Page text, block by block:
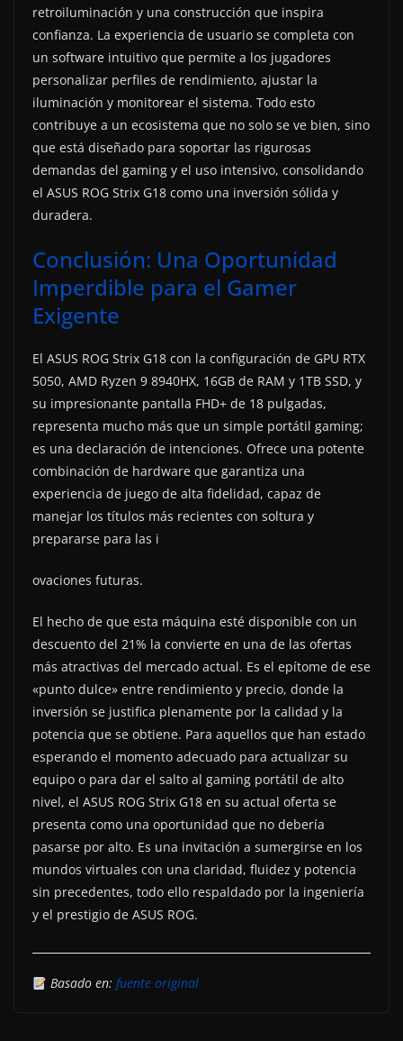
retroiluminación y una construcción que inspira
confianza. La experiencia de usuario se completa con
un software intuitivo que permite a los jugadores
personalizar perfiles de rendimiento, ajustar la
iluminación y monitorear el sistema. Todo esto
contribuye a un ecosistema que no solo se ve bien, sino
que está diseñado para soportar las rigurosas
demandas del gaming y el uso intensivo, consolidando
el ASUS ROG Strix G18 como una inversión sólida y
duradera.
Conclusión: Una Oportunidad
Imperdible para el Gamer
Exigente
El ASUS ROG Strix G18 con la configuración de GPU RTX
5050, AMD Ryzen 9 8940HX, 16GB de RAM y 1TB SSD, y
su impresionante pantalla FHD+ de 18 pulgadas,
representa mucho más que un simple portátil gaming;
es una declaración de intenciones. Ofrece una potente
combinación de hardware que garantiza una
experiencia de juego de alta fidelidad, capaz de
manejar los títulos más recientes con soltura y
prepararse para las i
ovaciones futuras.
El hecho de que esta máquina esté disponible con un
descuento del 21% la convierte en una de las ofertas
más atractivas del mercado actual. Es el epítome de ese
«punto dulce» entre rendimiento y precio, donde la
inversión se justifica plenamente por la calidad y la
potencia que se obtiene. Para aquellos que han estado
esperando el momento adecuado para actualizar su
equipo o para dar el salto al gaming portátil de alto
nivel, el ASUS ROG Strix G18 en su actual oferta se
presenta como una oportunidad que no debería
pasarse por alto. Es una invitación a sumergirse en los
mundos virtuales con una claridad, fluidez y potencia
sin precedentes, todo ello respaldado por la ingeniería
y el prestigio de ASUS ROG.
Basado en: fuente original